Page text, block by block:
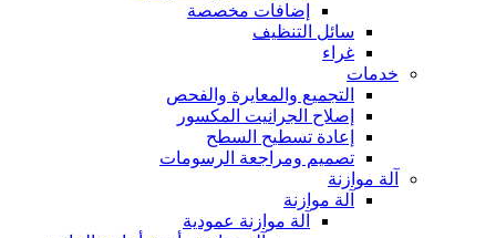
إضافات مخصصة
سائل التنظيف
غراء
خدمات
التجميع والمعايرة والفحص
إصلاح الجرانيت المكسور
إعادة تسطيح السطح
تصميم ومراجعة الرسومات
آلة موازنة
آلة موازنة
آلة موازنة عمودية